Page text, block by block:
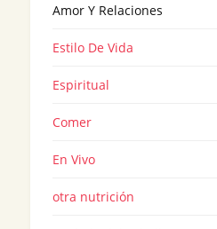
Amor Y Relaciones
Estilo De Vida
Espiritual
Comer
En Vivo
otra nutrición